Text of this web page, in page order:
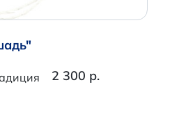
2 300 р.